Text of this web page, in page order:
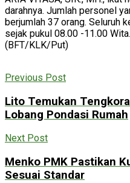
darahnya. Jumlah personel
berjumlah 37 orang. Seluruh
sejak pukul 08.00 -11.00 Wita.
(BFT/KLK/Put)
Previous Post
Lito Temukan
Lobang Pondasi Rumah
Next Post
Menko PMK Pastikan
Sesuai Standar